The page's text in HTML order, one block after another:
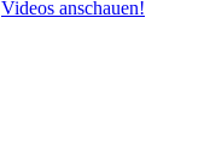
Videos anschauen!